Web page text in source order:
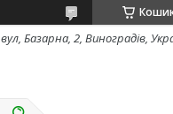
вул, Базарна, 2, Виноградів,